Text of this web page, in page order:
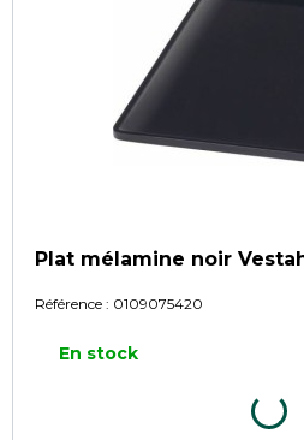
Plat mélamine noir Vestah
Référence : 0109075420
En stock